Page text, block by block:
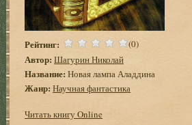
Рейтинг: (0)
Автор: Шагурин Николай
Название: Новая лампа Аладдина
Жанр: Научная фантастика
Читать книгу Online